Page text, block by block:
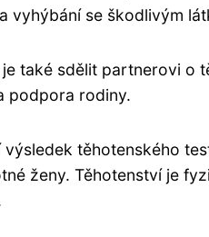
vyhýbání se škodlivým
je také sdělit partnerovi o
podpora rodiny.
výsledek těhotenského
ženy. Těhotenství je